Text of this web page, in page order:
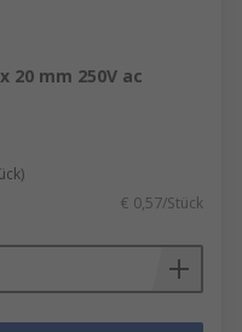
20 mm 250V ac
€ 0,57/Stück